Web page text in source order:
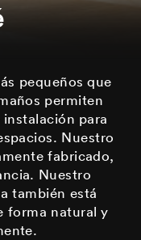
pequeños que
permiten
para
Nuestro
fabricado,
Nuestro
también está
forma natural y